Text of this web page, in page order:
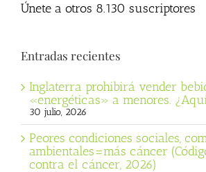
Únete a otros 8.130 suscriptores
Entradas recientes
Inglaterra prohibirá vender
«energéticas» a menores.
30 julio, 2026
Peores condiciones sociales,
ambientales=más cáncer
contra el cáncer, 2026)